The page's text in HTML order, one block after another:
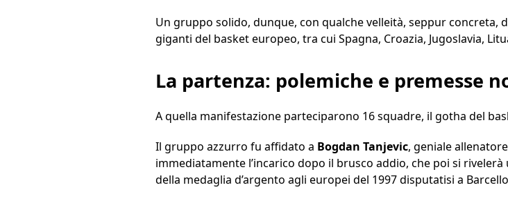
Un gruppo solido, dunque, con qualche velleità, seppur concreta,
giganti del basket europeo, tra cui Spagna, Croazia, Jugoslavia,
La partenza: polemiche e premesse
A quella manifestazione parteciparono 16 squadre, il gotha del
Il gruppo azzurro fu affidato a Bogdan Tanjevic, geniale
immediatamente l’incarico dopo il brusco addio, che poi si
della medaglia d’argento agli europei del 1997 disputatisi a